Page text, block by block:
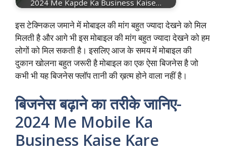
2024 Me Kapde Ka Business Kaise…
इस टेक्निकल जमाने में मोबाइल की मांग बहुत ज्यादा देखने को मिल
मिलती है और आगे भी इस मोबाइल की मांग बहुत ज्यादा देखने को हम
लोगों को मिल सकती है। इसलिए आज के समय में मोबाइल की
दुकान खोलना बहुत जरूरी है मोबाइल का एक ऐसा बिजनेस है जो
कभी भी यह बिजनेस फ्लॉप तानी की ख़त्म होने वाला नहीं है।
बिजनेस बढ़ाने का तरीके जानिए-
2024 Me Mobile Ka
Business Kaise Kare